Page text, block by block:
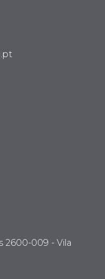
2600-009 - Vila